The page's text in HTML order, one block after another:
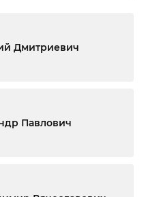
Бондарев Евгений Дмитриевич
Павлович